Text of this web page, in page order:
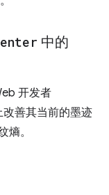
中的
开发者
善其当前的墨迹
熵。